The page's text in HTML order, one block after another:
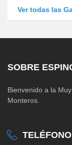
Ver todas las
SOBRE
Bienvenido a la
Monteros.